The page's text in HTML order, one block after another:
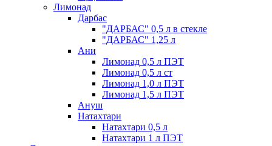
Лимонад
Дарбас
"ДАРБАС" 0,5 л в стекле
"ДАРБАС" 1,25 л
Ани
Лимонад 0,5 л ПЭТ
Лимонад 0,5 л ст
Лимонад 1,0 л ПЭТ
Лимонад 1,5 л ПЭТ
Ануш
Натахтари
Натахтари 0,5 л
Натахтари 1 л ПЭТ